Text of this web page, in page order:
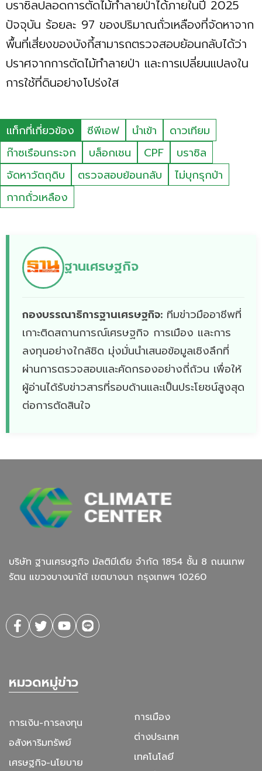
บราซิลปลอดการตัดไม้ทำลายป่าได้ภายในปี 2025
ปัจจุบัน ร้อยละ 97 ของปริมาณถั่วเหลืองที่จัดหาจาก
พื้นที่เสี่ยงของบังกี้สามารถตรวจสอบย้อนกลับได้ว่า
ปราศจากการตัดไม้ทำลายป่า และการเปลี่ยนแปลงใน
การใช้ที่ดินอย่างโปร่งใส
แท็กที่เกี่ยวข้อง ซีพีเอฟ นำเข้า
ดาวเทียม
ก๊าซเรือนกระจก
บล็อกเชน CPF
บราซิล
จัดหาวัตถุดิบ
ตรวจสอบย้อนกลับ
ไม่บุกรุกป่า
กากถั่วเหลือง
ฐานเศรษฐกิจ
กองบรรณาธิการฐานเศรษฐกิจ: ทีมข่าวมืออาชีพที่
เกาะติดสถานการณ์เศรษฐกิจ การเมือง และการ
ลงทุนอย่างใกล้ชิด มุ่งมั่นนำเสนอข้อมูลเชิงลึกที่
ผ่านการตรวจสอบและคัดกรองอย่างถี่ถ้วน เพื่อให้
ผู้อ่านได้รับข่าวสารที่รอบด้านและเป็นประโยชน์สูงสุด
ต่อการตัดสินใจ
บริษัท ฐานเศรษฐกิจ มัลติมีเดีย จํากัด 1854 ชั้น 8 ถนนเทพ
รัตน แขวงบางนาใต้ เขตบางนา กรุงเทพฯ 10260
หมวดหมู่ข่าว
การเงิน-การลงทุน
อสังหาริมทรัพย์
เศรษฐกิจ-นโยบาย
การเมือง
ต่างประเทศ
เทคโนโลยี